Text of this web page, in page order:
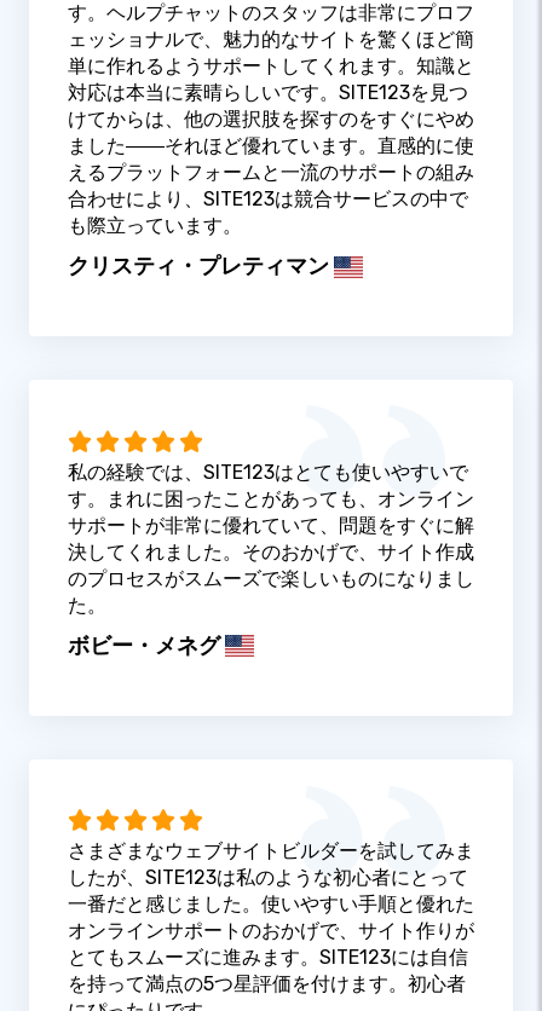
す。ヘルプチャットのスタッフは非常にプロフ
ェッショナルで、魅力的なサイトを驚くほど簡
単に作れるようサポートしてくれます。知識と
対応は本当に素晴らしいです。SITE123を見つ
けてからは、他の選択肢を探すのをすぐにやめ
ました――それほど優れています。直感的に使
えるプラットフォームと一流のサポートの組み
合わせにより、SITE123は競合サービスの中で
も際立っています。
クリスティ・プレティマン
私の経験では、SITE123はとても使いやすいで
す。まれに困ったことがあっても、オンライン
サポートが非常に優れていて、問題をすぐに解
決してくれました。そのおかげで、サイト作成
のプロセスがスムーズで楽しいものになりまし
た。
ボビー・メネグ
さまざまなウェブサイトビルダーを試してみま
したが、SITE123は私のような初心者にとって
一番だと感じました。使いやすい手順と優れた
オンラインサポートのおかげで、サイト作りが
とてもスムーズに進みます。SITE123には自信
を持って満点の5つ星評価を付けます。初心者